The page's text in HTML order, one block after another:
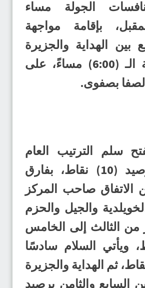
الجولة مساء
بإقامة مواجهة
بين الهداية والجزيرة
عند الساعة الـ (6:00) مساءً، على
بصفوى.
سلم الترتيب العام
للبطولة برصيد (10) نقاط، بفارق
الاتفاق صاحب المركز
والجيل والحزم
من الثالث إلى الخامس
ويأتي السلام سادسًا
(4) نقاط، ثم الهداية والجزيرة
السابع والثامن برصيد